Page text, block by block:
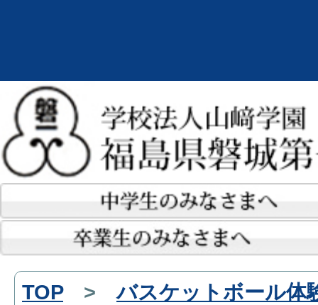
TOP>バスケットボール体